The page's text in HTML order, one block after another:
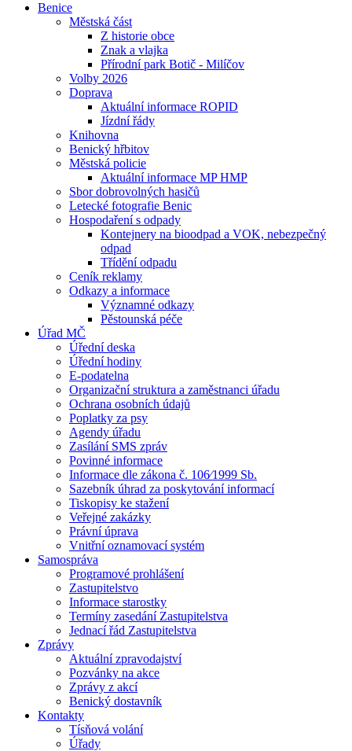
Benice
Městská část
Z historie obce
Znak a vlajka
Přírodní park Botič - Milíčov
Volby 2026
Doprava
Aktuální informace ROPID
Jízdní řády
Knihovna
Benický hřbitov
Městská policie
Aktuální informace MP HMP
Sbor dobrovolných hasičů
Letecké fotografie Benic
Hospodaření s odpady
Kontejnery na bioodpad a VOK, nebezpečný
odpad
Třídění odpadu
Ceník reklamy
Odkazy a informace
Významné odkazy
Pěstounská péče
Úřad MČ
Úřední deska
Úřední hodiny
E-podatelna
Organizační struktura a zaměstnanci úřadu
Ochrana osobních údajů
Poplatky za psy
Agendy úřadu
Zasílání SMS zpráv
Povinné informace
Informace dle zákona č. 106⁄1999 Sb.
Sazebník úhrad za poskytování informací
Tiskopisy ke stažení
Veřejné zakázky
Právní úprava
Vnitřní oznamovací systém
Samospráva
Programové prohlášení
Zastupitelstvo
Informace starostky
Termíny zasedání Zastupitelstva
Jednací řád Zastupitelstva
Zprávy
Aktuální zpravodajství
Pozvánky na akce
Zprávy z akcí
Benický dostavník
Kontakty
Tísňová volání
Úřady